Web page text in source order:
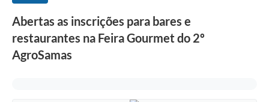
Ouvidoria
A Prefeitura
Abertas as inscrições para bares e
restaurantes na Feira Gourmet do 2º
AgroSamas